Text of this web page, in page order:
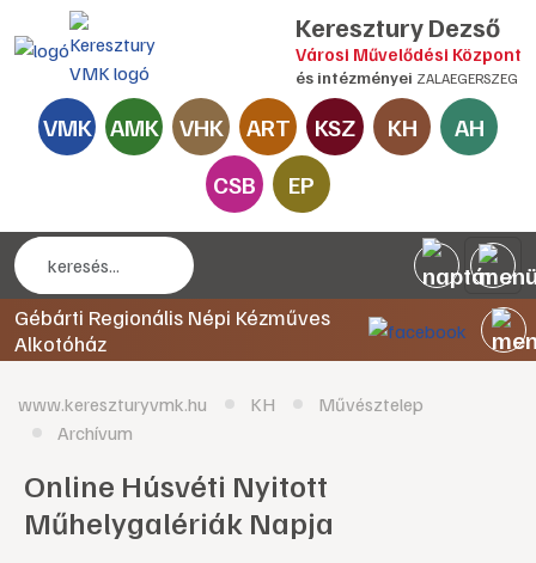
Keresztury Dezső
Városi Művelődési Központ
és intézményei ZALAEGERSZEG
VMK AMK VHK ART KSZ KH
AH
CSB
EP
Gébárti Regionális Népi Kézműves
Alkotóház
www.kereszturyvmk.hu KH
Művésztelep
Archívum
Online Húsvéti Nyitott
Műhelygalériák Napja